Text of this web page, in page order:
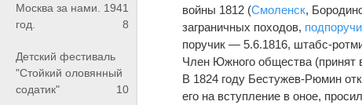
Москва за нами. 1941
год.
8
Детский фестиваль
"Стойкий оловянный
содатик"
10
войны 1812 (Смоленск,
заграничных походов,
поручик — 5.6.1816, штабс-
Член Южного общества (принят
В 1824 году Бестужев-Рюмин
его на вступление в оное,